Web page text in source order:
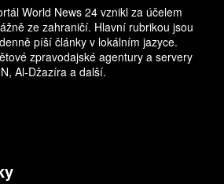
World News 24 vznikl za účelem
ze zahraničí. Hlavní rubrikou jsou
píší články v lokálním jazyce.
zpravodajské agentury a servery
Al-Džazíra a další.